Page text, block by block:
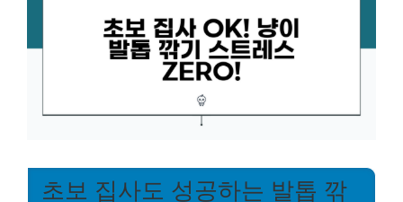
초보 집사도 성공하는 발톱 깎